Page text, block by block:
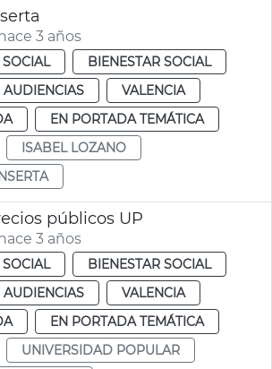
3 años
BIENESTAR SOCIAL
VALENCIA
EN PORTADA TEMÁTICA
ISABEL LOZANO
públicos UP
3 años
BIENESTAR SOCIAL
VALENCIA
EN PORTADA TEMÁTICA
UNIVERSIDAD POPULAR